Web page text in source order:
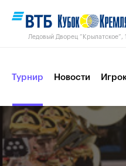
Ледовый Дворец “Крылатское”,
Турнир Новости
Пресс-центр Партнеры